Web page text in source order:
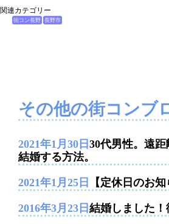
関連カテゴリー
街コン長野 長野市
その他の街コンブ
2021年1月30日 30代男性。遠
結婚する方法。
2021年1月25日 【定休日のお知
2016年3月23日 結婚しました